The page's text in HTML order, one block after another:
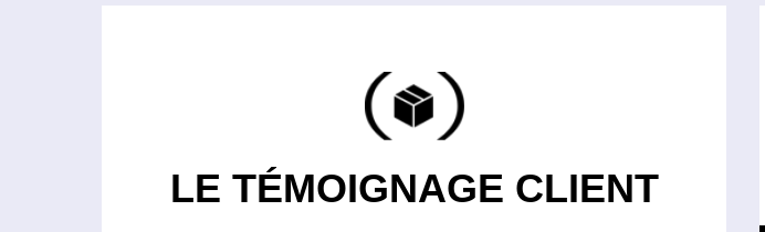
LE TÉMOIGNAGE CLIENT